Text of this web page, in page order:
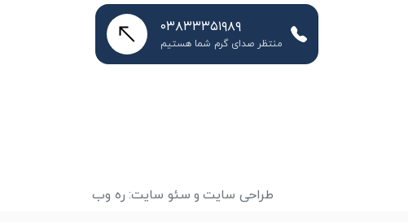
۰۳۸۳۳۳۵۱۹۸۹
منتظر صدای گرم شما هستیم
طراحی سایت و سئو سایت: ره وب